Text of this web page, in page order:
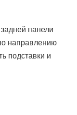
панели
направлению
подставки и